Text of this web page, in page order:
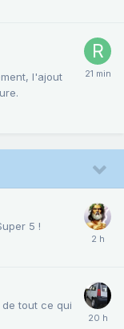
l'ajout
5 !
tout ce qui